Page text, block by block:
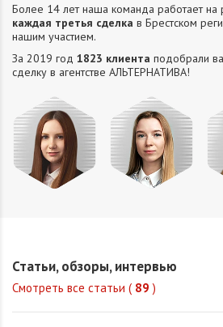
Более 14 лет наша команда работает на
каждая третья сделка в Брестском
нашим участием.
За 2019 год 1823 клиента подобрали
сделку в агентстве АЛЬТЕРНАТИВA!
Статьи, обзоры, интервью
Смотреть все статьи ( 89 )